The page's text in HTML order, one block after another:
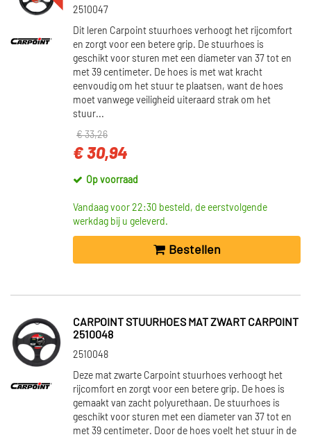
Simoni Racing (58)
SKF (2)
BINNENDIAMETER 2 [MM]
Op voorraad (74)
Niet op voorraad (25)
2510047
Dit leren Carpoint stuurhoes verhoogt het rijcomfort
en zorgt voor een betere grip. De stuurhoes is
geschikt voor sturen met een diameter van 37 tot en
met 39 centimeter. De hoes is met wat kracht
eenvoudig om het stuur te plaatsen, want de hoes
moet vanwege veiligheid uiteraard strak om het
stuur...
€ 33,26
€ 30,94
Op voorraad
Vandaag voor 22:30 besteld, de eerstvolgende
werkdag bij u geleverd.
Bestellen
CARPOINT STUURHOES MAT ZWART CARPOINT
2510048
2510048
Deze mat zwarte Carpoint stuurhoes verhoogt het
rijcomfort en zorgt voor een betere grip. De hoes is
gemaakt van zacht polyurethaan. De stuurhoes is
geschikt voor sturen met een diameter van 37 tot en
met 39 centimeter. Door de hoes voelt het stuur in de